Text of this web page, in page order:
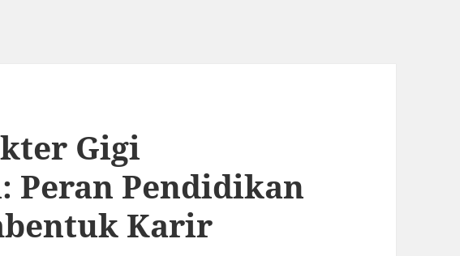
Gigi
Peran Pendidikan
Karir